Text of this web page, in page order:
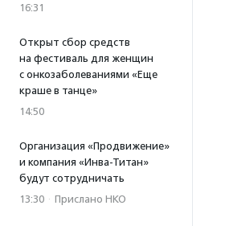
16:31
Открыт сбор средств
на фестиваль для женщин
с онкозаболеваниями «Еще
краше в танце»
14:50
Организация «Продвижение»
и компания «Инва-Титан»
будут сотрудничать
13:30 · Прислано НКО